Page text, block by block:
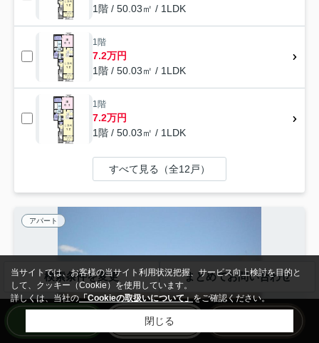
1階 / 50.03㎡ / 1LDK
1階
7.2万円
1階 / 50.03㎡ / 1LDK
1階
7.2万円
1階 / 50.03㎡ / 1LDK
すべて見る（全12戸）
アパート
検索条件を変更 まとめてお問い合わせ
当サイトでは、お客様の当サイト利用状況把握、サービス向上検討を目的と
して、クッキー（Cookie）を使用しています。
詳しくは、当社の「Cookieの取扱いについて」をご確認ください。
閉じる